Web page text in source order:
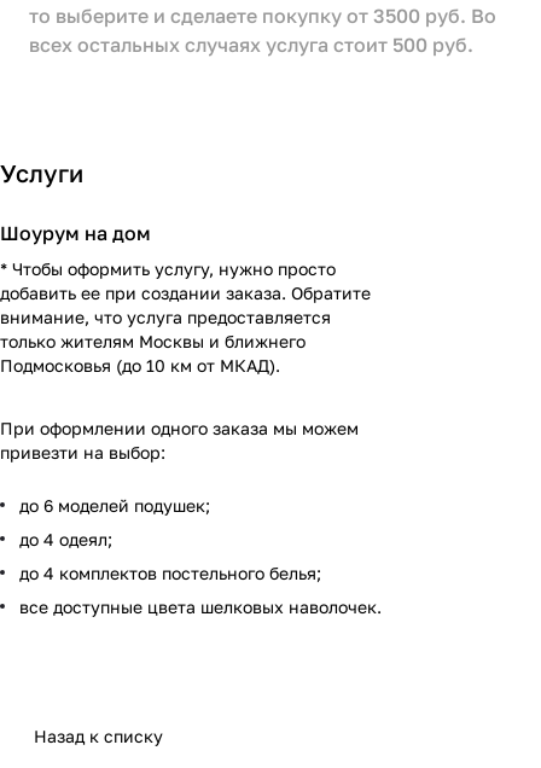
то выберите и сделаете покупку от 3500 руб. Во
всех остальных случаях услуга стоит 500 руб.
Услуги
Шоурум на дом
* Чтобы оформить услугу, нужно просто
добавить ее при создании заказа. Обратите
внимание, что услуга предоставляется
только жителям Москвы и ближнего
Подмосковья (до 10 км от МКАД).
При оформлении одного заказа мы можем
привезти на выбор:
до 6 моделей подушек;
до 4 одеял;
до 4 комплектов постельного белья;
все доступные цвета шелковых наволочек.
Назад к списку